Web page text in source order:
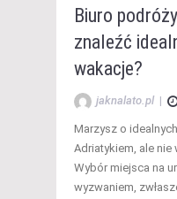
Biuro
znaleźć
wakacje?
jaknalato.pl |
Marzysz o
Adriatykiem, ale
Wybór miejsca na
wyzwaniem,